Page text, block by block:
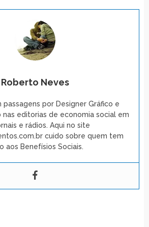
Roberto Neves
passagens por Designer Gráfico e
editorias de economia social em
e rádios. Aqui no site
cuido sobre quem tem
aos Benefísios Sociais.